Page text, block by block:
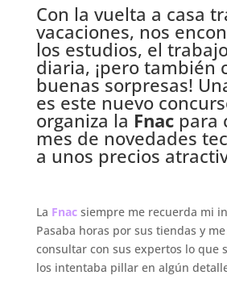
Con la vuelta a casa
vacaciones, nos
los estudios, el
diaria, ¡pero también
buenas sorpresas!
es este nuevo
organiza la Fnacpara
mes de novedades
a unos precios
La Fnac siempre me recuerda mi
Pasaba horas por sus tiendas y
consultar con sus expertos lo que
los intentaba pillar en algún